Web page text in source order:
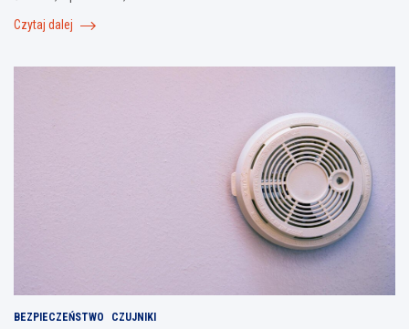
Czytaj dalej
BEZPIECZEŃSTWO CZUJNIKI